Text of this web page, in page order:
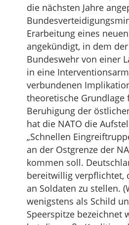
die nächsten Jahre
Erarbeitung eines
angekündigt, in dem
Bundeswehr von einer
in eine
verbundenen
theoretische Grundlage
Beruhigung der
hat die NATO die
„Schnellen
an der Ostgrenze der
kommen soll.
bereitwillig verpflichtet,
an Soldaten zu stellen.
wenigstens als Schild
Speerspitze bezeichnet